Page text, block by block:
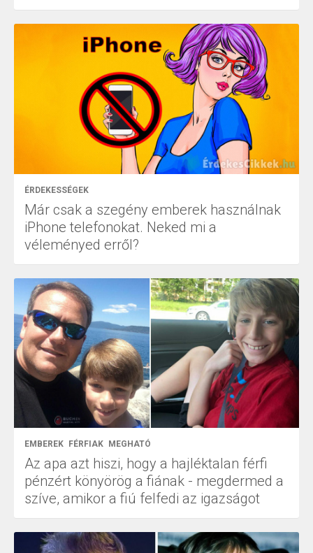
ÉRDEKESSÉGEK
Már csak a szegény emberek használnak
iPhone telefonokat. Neked mi a
véleményed erről?
EMBEREK FÉRFIAK MEGHATÓ
Az apa azt hiszi, hogy a hajléktalan férfi
pénzért könyörög a fiának - megdermed a
szíve, amikor a fiú felfedi az igazságot